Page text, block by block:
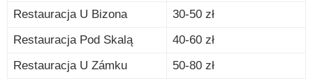
Restauracja U Bizona
30-50 zł
Restauracja Pod Skalą
40-60 zł
Restauracja U Zámku
50-80 zł